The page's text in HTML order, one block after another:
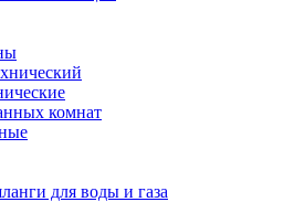
комнат
для воды и газа